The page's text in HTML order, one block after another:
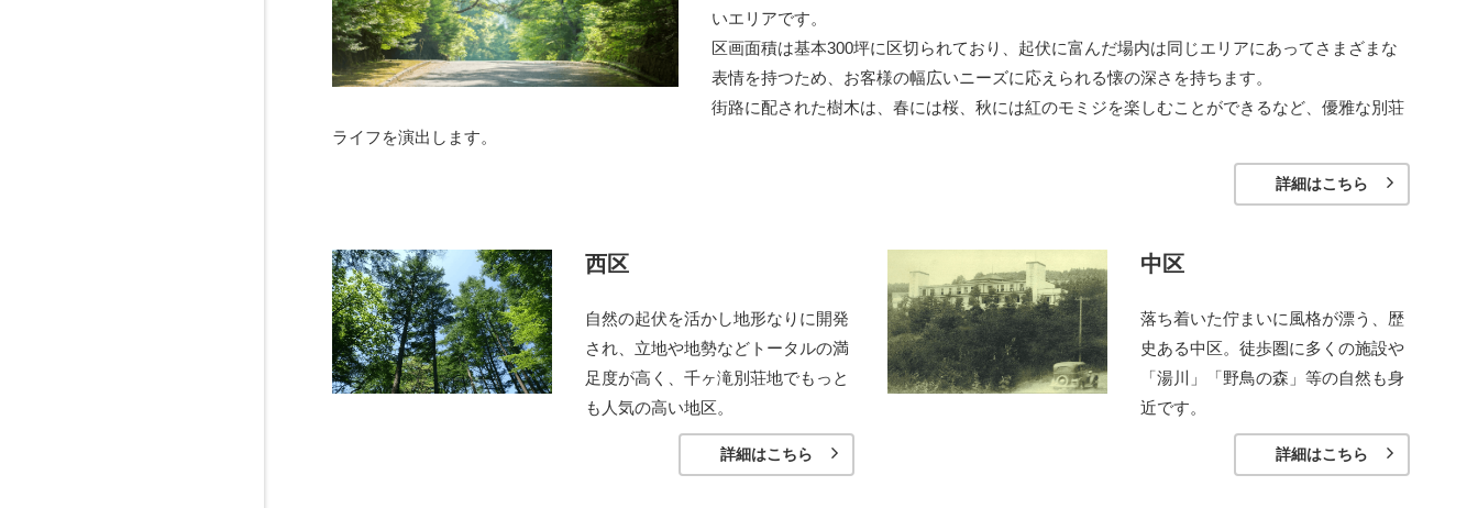
いエリアです。
区画面積は基本300坪に区切られており、起伏に富んだ場内は同じエリアにあってさまざまな
表情を持つため、お客様の幅広いニーズに応えられる懐の深さを持ちます。
街路に配された樹木は、春には桜、秋には紅のモミジを楽しむことができるなど、優雅な別荘
ライフを演出します。
詳細はこちら
西区
自然の起伏を活かし地形なりに開発
され、立地や地勢などトータルの満
足度が高く、千ヶ滝別荘地でもっと
も人気の高い地区。
詳細はこちら
中区
落ち着いた佇まいに風格が漂う、歴
史ある中区。徒歩圏に多くの施設や
「湯川」「野鳥の森」等の自然も身
近です。
詳細はこちら